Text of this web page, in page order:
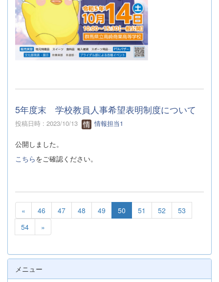
5年度末 学校教員人事希望表明制度について
投稿日時 : 2023/10/13 情報担当1
公開しました。
こちらをご確認ください。
« 46 47 48 49 50 51 52
53
54
»
メニュー